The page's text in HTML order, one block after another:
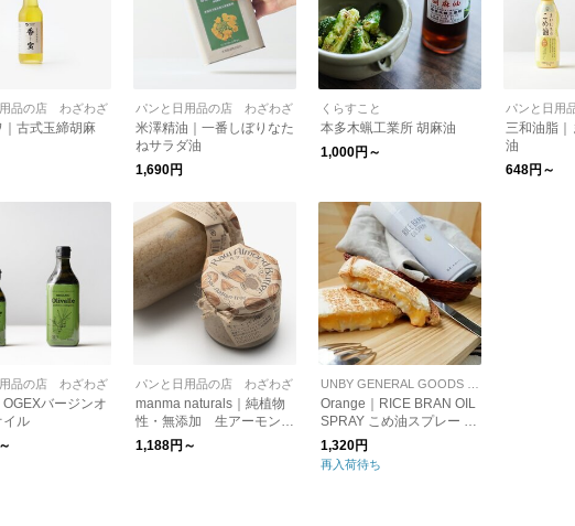
品の店 わざわざ
｜古式玉締胡麻
パンと日用品の店 わざわざ
米澤精油｜一番しぼりなた
ねサラダ油
1,690円
くらすこと
本多木蝋工業所 胡麻油
1,000円～
パンと日用
三和油脂｜
油
648円～
品の店 わざわざ
OGEXバージンオ
イル
パンと日用品の店 わざわざ
manma naturals｜純植物
性・無添加 生アーモンド
バター
1,188円～
Orange｜RICE BRAN OIL
SPRAY こめ油スプレー 米
油
1,320円
再入荷待ち